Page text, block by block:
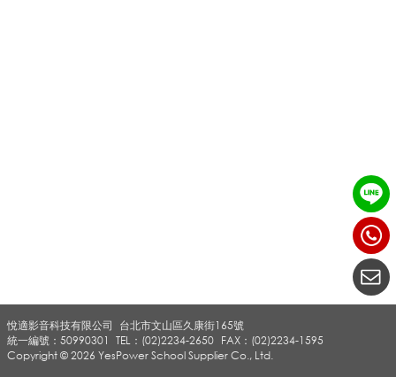
v
悅適影音科技有限公司
TEL：(02)2234-2650 FAX：(02)2234-1595
台北市文山區久康街165號
統一編號：50990301
Copyright © 2026 YesPower School Supplier Co., Ltd.